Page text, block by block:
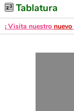
Tablatura
¡ Visita nuestro nuevo